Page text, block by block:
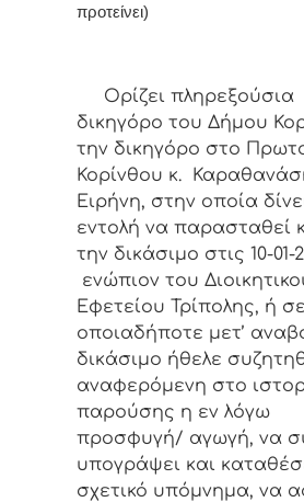
προτείνει)
Ορίζει πληρεξούσια
δικηγόρο του Δήμου
την δικηγόρο στο
Κορίνθου κ.
Ειρήνη, στην οποία
εντολή να παρασταθεί
την δικάσιμο στις 10-01-
ενώπιον του
Εφετείου Τρίπολης, ή σε
οποιαδήποτε μετ’
δικάσιμο ήθελε
αναφερόμενη στο
παρούσης η εν λόγω
προσφυγή/ αγωγή, να
υπογράψει και
σχετικό υπόμνημα, να